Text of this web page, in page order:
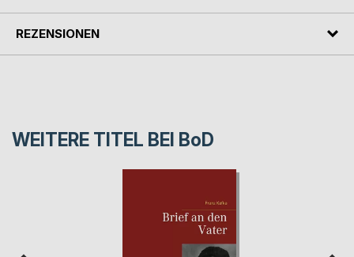
REZENSIONEN
WEITERE TITEL BEI BoD